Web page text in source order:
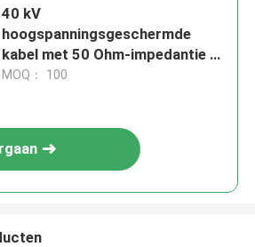
40 kV
hoogspanningsgeschermde
kabel met 50 Ohm-impedantie en
polyethyleen isolatiemateriaal
MOQ： 100